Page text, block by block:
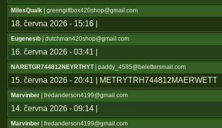
MilesQualk | greengiftbox420shop@gmail.com
18. června 2026 - 15:16 |
Eugenesib | dutchman420shop@gmail.com
16. června 2026 - 03:41 |
NARETGR744812NEYRTHYT| paddy_4585@belettersmail.com
15. června 2026 - 20:41 | METRYTRH744812MAERWETT
Marvinber | fredanderson4199@gmail.com
14. června 2026 - 09:14 |
Marvinber | fredanderson4199@gmail.com